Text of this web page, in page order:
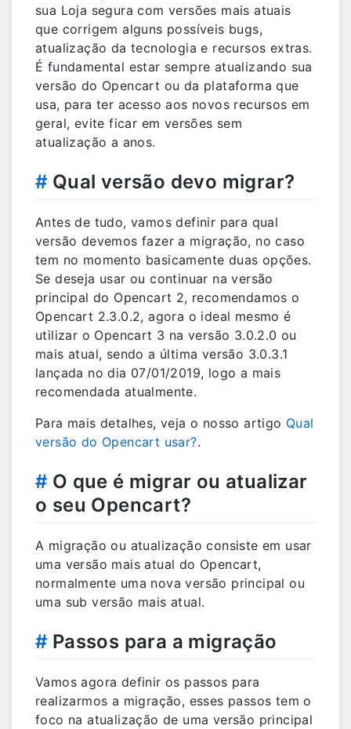
sua Loja segura com versões mais atuais
que corrigem alguns possíveis bugs,
atualização da tecnologia e recursos extras.
É fundamental estar sempre atualizando sua
versão do Opencart ou da plataforma que
usa, para ter acesso aos novos recursos em
geral, evite ficar em versões sem
atualização a anos.
# Qual versão devo migrar?
Antes de tudo, vamos definir para qual
versão devemos fazer a migração, no caso
tem no momento basicamente duas opções.
Se deseja usar ou continuar na versão
principal do Opencart 2, recomendamos o
Opencart 2.3.0.2, agora o ideal mesmo é
utilizar o Opencart 3 na versão 3.0.2.0 ou
mais atual, sendo a última versão 3.0.3.1
lançada no dia 07/01/2019, logo a mais
recomendada atualmente.
Para mais detalhes, veja o nosso artigo Qual
versão do Opencart usar?.
# O que é migrar ou atualizar
o seu Opencart?
A migração ou atualização consiste em usar
uma versão mais atual do Opencart,
normalmente uma nova versão principal ou
uma sub versão mais atual.
# Passos para a migração
Vamos agora definir os passos para
realizarmos a migração, esses passos tem o
foco na atualização de uma versão principal